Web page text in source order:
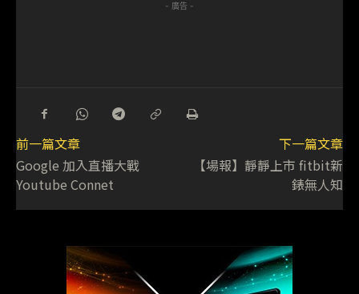
- 廣告 -
前一篇文章
Google 加入直播大戰
Youtube Connet
下一篇文章
【場報】靜靜上市 fitbit新
錶無人知